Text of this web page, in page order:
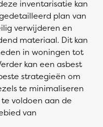
inventarisatie kan
plan van
verwijderen en
materiaal. Dit kan
in woningen tot
kan een asbest
strategieën om
te minimaliseren
voldoen aan de
van